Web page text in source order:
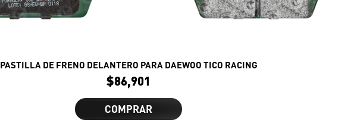
PASTILLA DE FRENO DELANTERO PARA DAEWOO TICO RACING
$86,901
COMPRAR